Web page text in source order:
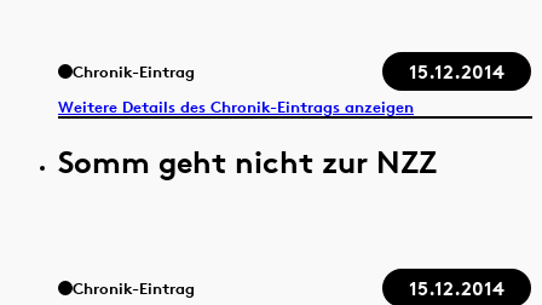
Chronik-Eintrag 15.12.2014
Weitere Details des Chronik-Eintrags anzeigen
Somm geht nicht zur NZZ
Chronik-Eintrag 15.12.2014